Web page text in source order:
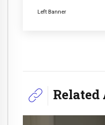
Left Banner